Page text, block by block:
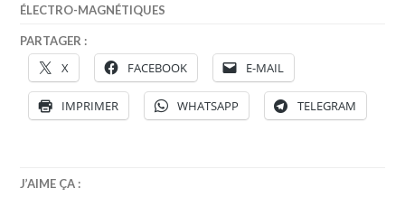
ÉLECTRO-MAGNÉTIQUES
PARTAGER :
X FACEBOOK E-MAIL
IMPRIMER WHATSAPP TELEGRAM
J’AIME ÇA :